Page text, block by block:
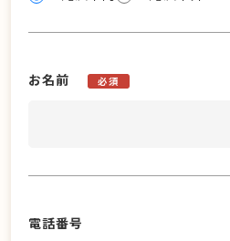
お名前 必須
電話番号